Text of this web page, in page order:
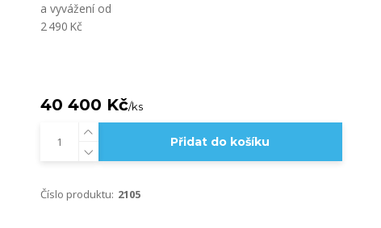
a vyvážení od
2 490 Kč
40 400 Kč/ks
Přidat do košíku
Číslo produktu: 2105